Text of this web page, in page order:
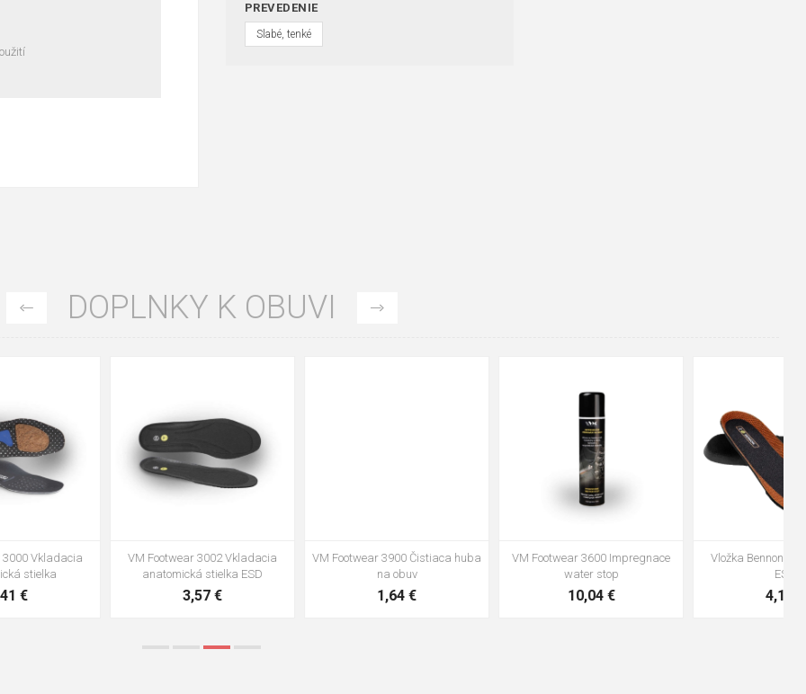
PREVEDENIE
Slabé, tenké
DOPLNKY K OBUVI
VM Footwear 3002 Vkladacia
anatomická stielka ESD
VM Footwear 3900 Čistiaca huba
VM Footwear 3600 Impregnace
Vložka Bennon ABSORBA XTR